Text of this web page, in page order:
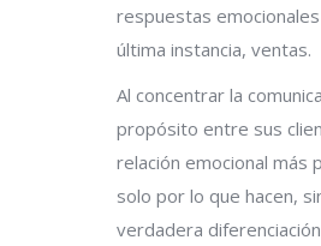
respuestas
última instancia, ventas.
Al concentrar la
propósito entre sus
relación emocional más
solo por lo que hacen,
verdadera